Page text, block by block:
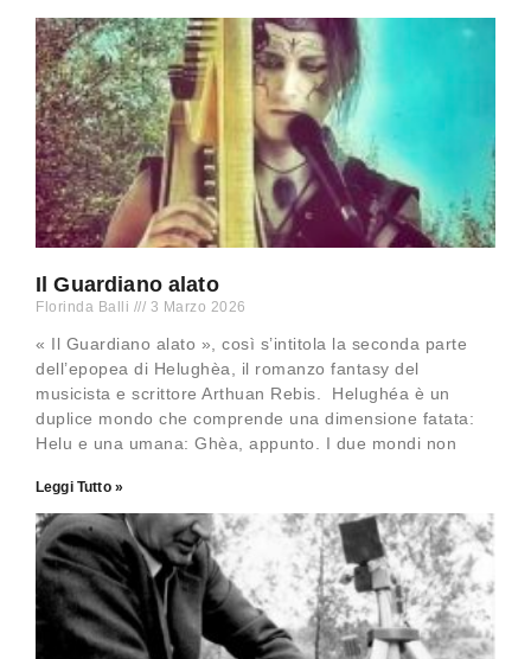
Il Guardiano alato
Florinda Balli 3 Marzo 2026
« Il Guardiano alato », così s’intitola la seconda parte
dell’epopea di Helughèa, il romanzo fantasy del
musicista e scrittore Arthuan Rebis. Helughéa è un
duplice mondo che comprende una dimensione fatata:
Helu e una umana: Ghèa, appunto. I due mondi non
Leggi Tutto »